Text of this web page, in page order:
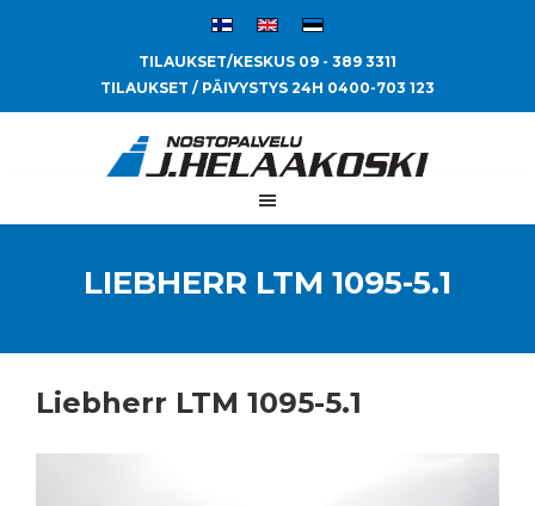
TILAUKSET/KESKUS 09 - 389 3311
TILAUKSET / PÄIVYSTYS 24H 0400-703 123
LIEBHERR LTM 1095-5.1
Liebherr LTM 1095-5.1